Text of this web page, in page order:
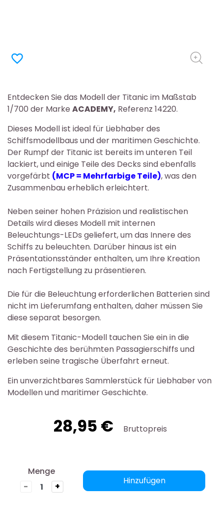
favorite_border
Entdecken Sie das Modell der Titanic im Maßstab
1/700 der Marke ACADEMY, Referenz 14220.
Dieses Modell ist ideal für Liebhaber des
Schiffsmodellbaus und der maritimen Geschichte.
Der Rumpf der Titanic ist bereits im unteren Teil
lackiert, und einige Teile des Decks sind ebenfalls
vorgefärbt (MCP = Mehrfarbige Teile), was den
Zusammenbau erheblich erleichtert.
Neben seiner hohen Präzision und realistischen
Details wird dieses Modell mit internen
Beleuchtungs-LEDs geliefert, um das Innere des
Schiffs zu beleuchten. Darüber hinaus ist ein
Präsentationsständer enthalten, um Ihre Kreation
nach Fertigstellung zu präsentieren.
Die für die Beleuchtung erforderlichen Batterien sind
nicht im Lieferumfang enthalten, daher müssen Sie
diese separat besorgen.
Mit diesem Titanic-Modell tauchen Sie ein in die
Geschichte des berühmten Passagierschiffs und
erleben seine tragische Überfahrt erneut.
Ein unverzichtbares Sammlerstück für Liebhaber von
Modellen und maritimer Geschichte.
28,95 € Bruttopreis
Menge
-
+
Hinzufügen